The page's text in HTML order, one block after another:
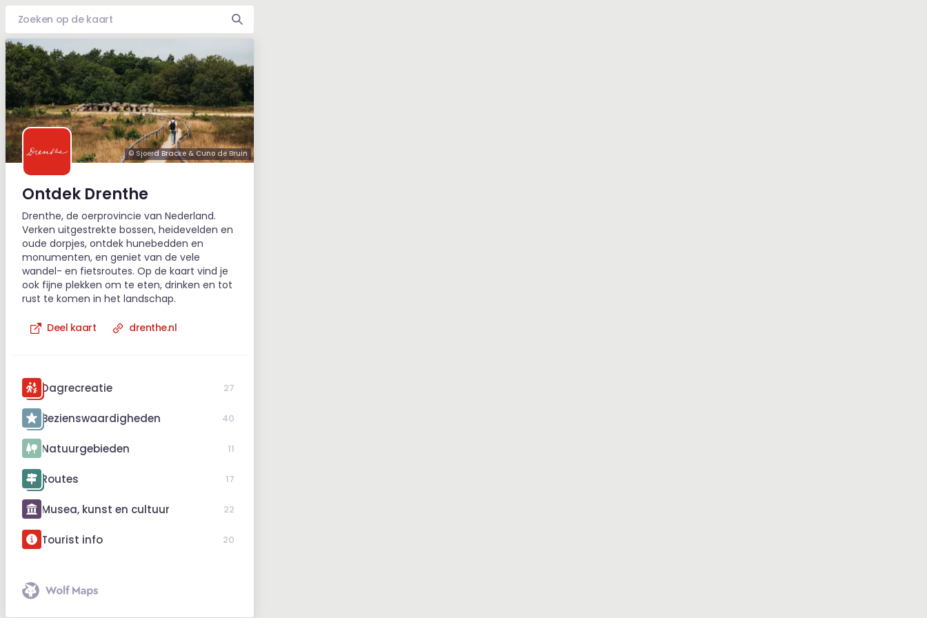
© Sjoerd Bracke & Cuno de Bruin
Ontdek Drenthe
Drenthe, de oerprovincie van Nederland.
Verken uitgestrekte bossen, heidevelden en
oude dorpjes, ontdek hunebedden en
monumenten, en geniet van de vele
wandel- en fietsroutes. Op de kaart vind je
ook fijne plekken om te eten, drinken en tot
rust te komen in het landschap.
Deel kaart drenthe.nl
Dagrecreatie 27
Bezienswaardigheden 40
Natuurgebieden 11
Routes 17
Musea, kunst en cultuur 22
Tourist info 20